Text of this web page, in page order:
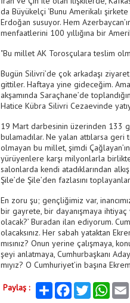
da Büyükelçi ‘Bunu Amerikalı
Erdoğan susuyor. Hem
menfaatlerini 100 yıllığına bir
"Bu millet AK Torosçulara teslim
Bugün Silivri’de çok arkadaşı
gittiler. Haftaya yine gideceğim. Ama
akşamında Saraçhane’de
Hatice Kübra Silivri Cezaevinde
19 Mart darbesinin üzerinden 133
bulamadılar. Ne yalan attılarsa
olmayan bu millet, şimdi
yürüyenlere karşı milyonlarla
salonlarda kendi atadıklarından
Şile’de Şile’den fazlasını
En zoru şu; gençliğimiz var,
bir gayrete, bir dayanışmaya ihtiyaç
olacak?’ Buradan ilan ediyorum.
olacaksınız. Her sabah yataktan
mısınız? Onun yerine çalışmaya,
şeyi anlatmaya, Cumhurbaşkanı
mıyız? O Cumhuriyet’in başına
Paylaş : Paylaş FacebookTwitter